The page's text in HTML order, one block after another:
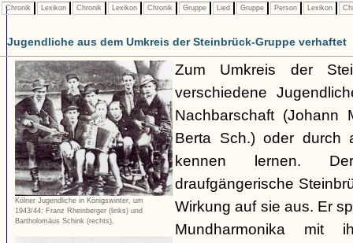
Chronik Lexikon Chronik Lexikon Chronik Gruppe Lied Gruppe Person Lexikon
Jugendliche aus dem Umkreis der Steinbrück-Gruppe verhaftet
Kölner Jugendliche in Königswinter, um
1943/44: Franz Rheinberger (links) und
Bartholomäus Schink (rechts),
Zum Umkreis der
verschiedene
Nachbarschaft (Johann
Berta Sch.) oder durch
kennen lernen.
draufgängerische
Wirkung auf sie aus. Er
Mundharmonika mit